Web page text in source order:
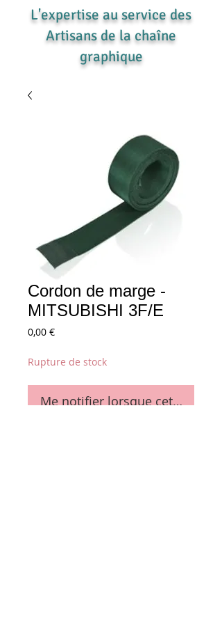
L'expertise au service des
Artisans de la chaîne
graphique
Cordon de marge -
MITSUBISHI 3F/E
0,00 €Prix
Rupture de stock
Me notifier lorsque cet article